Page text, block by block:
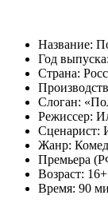
Название:
Год выпуска:
Страна:
Слоган:
Режиссер:
Сценарист:
Жанр:
Премьера
Возраст: 16+
Время: 90